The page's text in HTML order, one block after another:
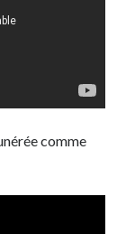
comme